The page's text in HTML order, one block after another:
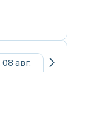
авг.